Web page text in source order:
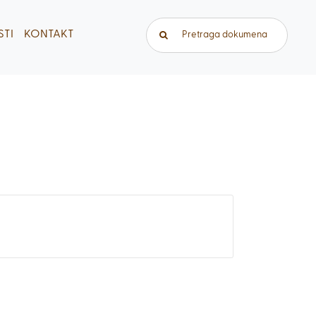
KONTAKT Traži...